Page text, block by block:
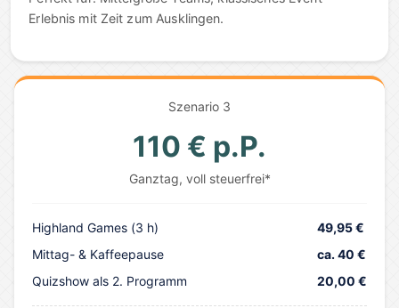
Erlebnis mit Zeit zum Ausklingen.
Szenario 3
110 € p.P.
Ganztag, voll steuerfrei*
Highland Games (3 h)
49,95 €
Mittag- & Kaffeepause
ca. 40 €
Quizshow als 2. Programm
20,00 €